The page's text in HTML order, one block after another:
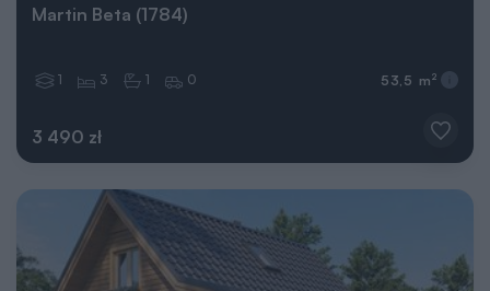
Martin Beta (1784)
3 490 zł
1 3 1 0 53,5 m 2